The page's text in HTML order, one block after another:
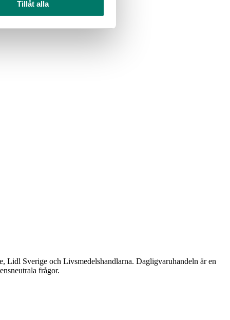
Tillåt alla
Lidl Sverige och Livsmedelshandlarna. Dagligvaruhandeln är en
frågor.